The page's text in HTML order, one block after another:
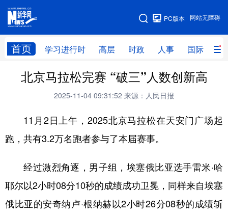
网站无障碍
PC版本
首页 学习进行时 高层 时政 人事 国际 财
网站地图
学习进行时 高层 时政 人事
财经 网评
台湾 思客智库 全球连线 教育
科技 科创 量子
文化 书画 健康 军事
访谈 视频 图片 政务
法律 中央文件 金融 汽车
北京马拉松完赛 “破三”人数创新高
2025-11-04 09:31:52 来源：人民日报
11月2日上午，2025北京马拉松在天安门广场起
跑，共有3.2万名跑者参与了本届赛事。
经过激烈角逐，男子组，埃塞俄比亚选手雷米·哈
耶尔以2小时08分10秒的成绩成功卫冕，同样来自埃塞
俄比亚的安奇纳卢·根纳赫以2小时26分08秒的成绩斩